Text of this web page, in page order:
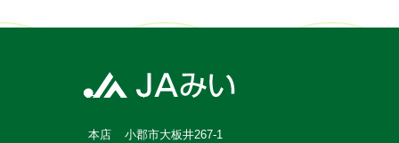
本店
小郡市大板井267-1